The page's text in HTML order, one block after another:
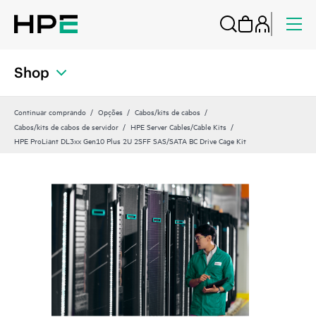
Shop
Continuar comprando Opções
Cabos/kits de cabos
Cabos/kits de cabos de servidor
HPE Server Cables/Cable Kits
HPE ProLiant DL3xx Gen10 Plus 2U 2SFF SAS/SATA BC Drive Cage Kit